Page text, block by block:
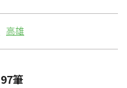
高雄
97筆